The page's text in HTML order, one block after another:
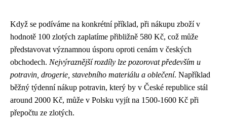
Když se podíváme na konkrétní příklad, při nákupu zboží v
hodnotě 100 zlotých zaplatíme přibližně 580 Kč, což může
představovat významnou úsporu oproti cenám v českých
obchodech. Nejvýraznější rozdíly lze pozorovat především u
potravin, drogerie, stavebního materiálu a oblečení. Například
běžný týdenní nákup potravin, který by v České republice stál
around 2000 Kč, může v Polsku vyjít na 1500-1600 Kč při
přepočtu ze zlotých.